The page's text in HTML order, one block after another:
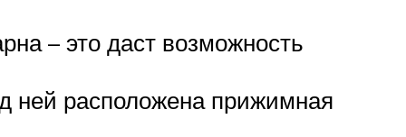
– это даст возможность
ней расположена прижимная